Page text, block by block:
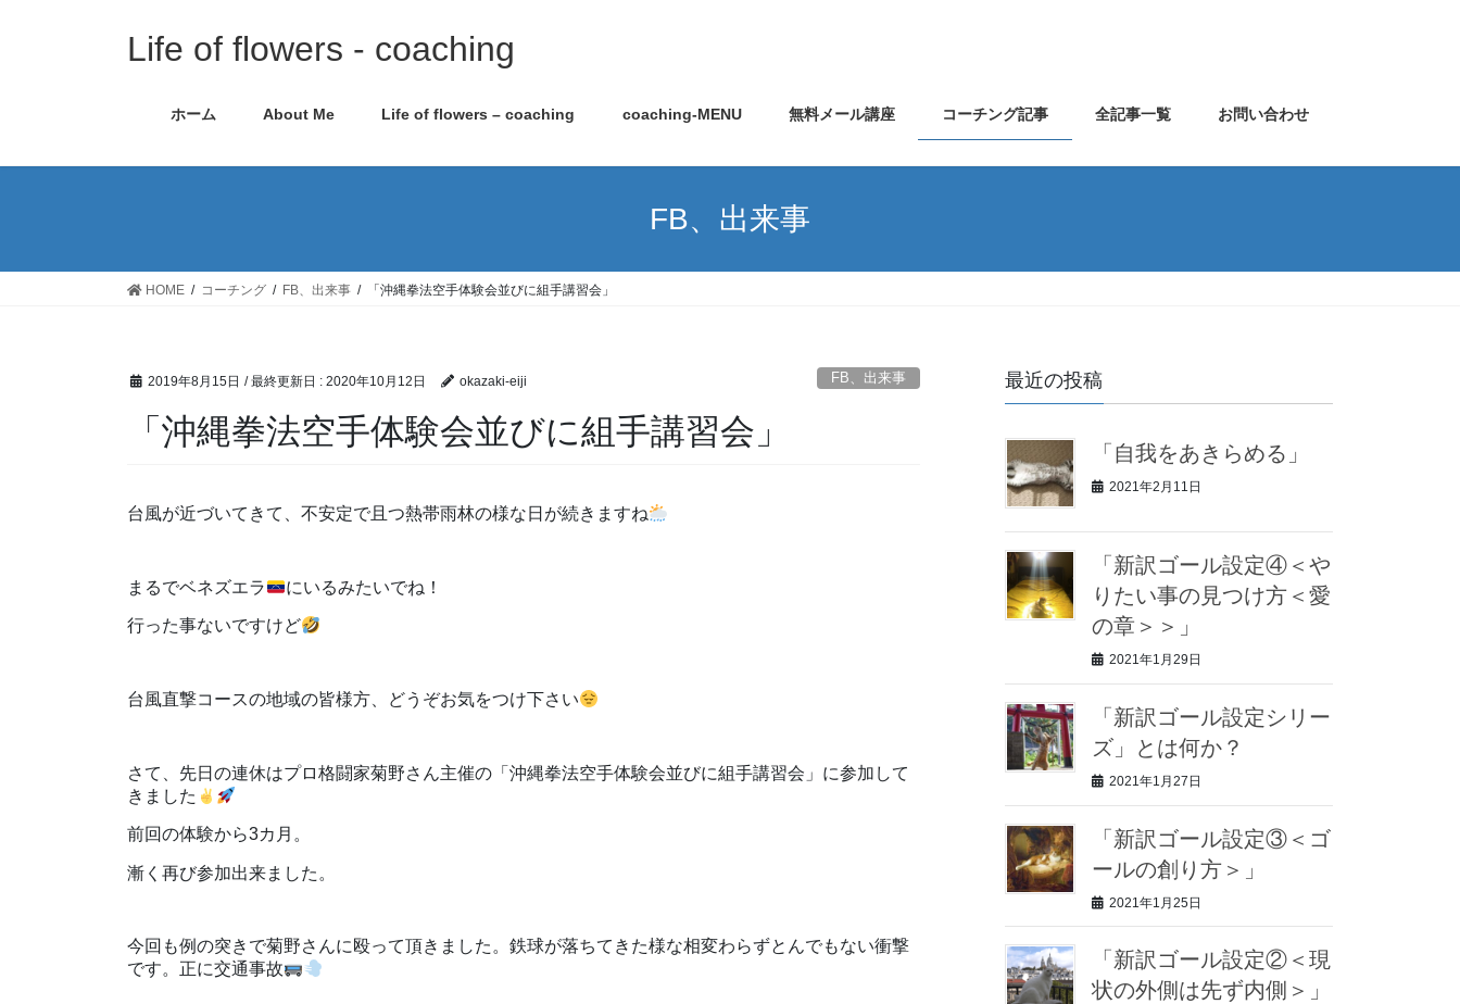
移
ン
Life of flowers - coaching
ホーム About Me Life of flowers – coaching coaching-MENU 無料メール講座 コーチング記事 全記事一覧 お問い合わせ
FB、出来事
HOME コーチング FB、出来事 「沖縄拳法空手体験会並びに組手講習会」
2019年8月15日 / 最終更新日 : 2020年10月12日 okazaki-eiji FB、出来事
「沖縄拳法空手体験会並びに組手講習会」
台風が近づいてきて、不安定で且つ熱帯雨林の様な日が続きますね
まるでベネズエラ にいるみたいでね！
行った事ないですけど
台風直撃コースの地域の皆様方、どうぞお気をつけ下さい
さて、先日の連休はプロ格闘家菊野さん主催の「沖縄拳法空手体験会並びに組手講習会」に参加して
きました
前回の体験から3カ月。
漸く再び参加出来ました。
今回も例の突きで菊野さんに殴って頂きました。鉄球が落ちてきた様な相変わらずとんでもない衝撃
です。正に交通事故
最近の投稿
「自我をあきらめる」
2021年2月11日
「新訳ゴール設定④＜や
りたい事の見つけ方＜愛
の章＞＞」
2021年1月29日
「新訳ゴール設定シリー
ズ」とは何か？
2021年1月27日
「新訳ゴール設定③＜ゴ
ールの創り方＞」
2021年1月25日
「新訳ゴール設定②＜現
状の外側は先ず内側＞」